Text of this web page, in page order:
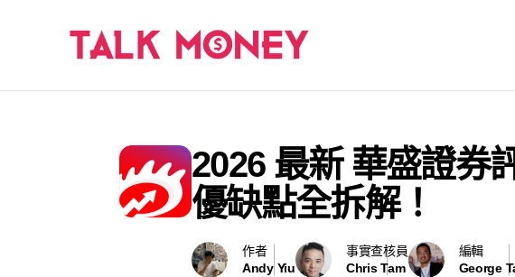
2026 最新 華盛證券
優缺點全拆解！
作者
Andy Yiu
事實查核員
Chris Tam
編輯
George